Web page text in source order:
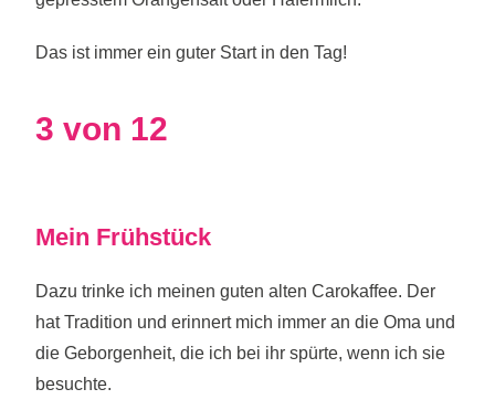
Das ist immer ein guter Start in den Tag!
3 von 12
Mein Frühstück
Dazu trinke ich meinen guten alten Carokaffee. Der
hat Tradition und erinnert mich immer an die Oma und
die Geborgenheit, die ich bei ihr spürte, wenn ich sie
besuchte.